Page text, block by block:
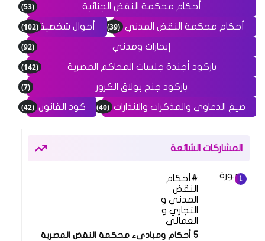
أحكام محكمة النقض الجنائية (53)
أحكام محكمة النقض المدني (39) أحوال شخصية(102)
إيجارات ومدني (92)
باركود أجندة جلسات المحاكم المصرية (142)
باركود جنح بولاق الكرور (7)
صيغ الدعاوى والمذكرات والانذارات (40) كود القانون (42)
المشاركات الشائعة
أحكام
النقض
المدني و
التجاري و
العمالي
5 أحكام ومبادىء محكمة النقض المصرية